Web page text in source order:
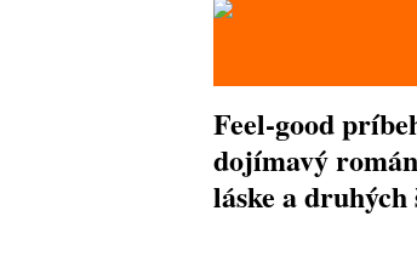
Feel-good
dojímavý
láske a druhých